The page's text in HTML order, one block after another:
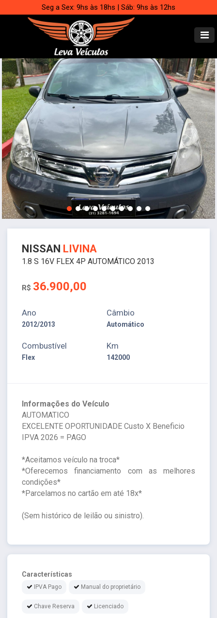
Seg a Sex: 9hs às 18hs | Sáb: 9hs às 12hs
NISSAN LIVINA
1.8 S 16V FLEX 4P AUTOMÁTICO 2013
R$ 36.900,00
Ano
2012/2013
Câmbio
Automático
Combustível
Flex
Km
142000
Informações do Veículo
AUTOMATICO
EXCELENTE OPORTUNIDADE Custo X Beneficio
IPVA 2026 = PAGO
*Aceitamos veículo na troca*
*Oferecemos financiamento com as melhores
condições*
*Parcelamos no cartão em até 18x*
(Sem histórico de leilão ou sinistro).
Características
IPVA Pago Manual do proprietário
Chave Reserva Licenciado